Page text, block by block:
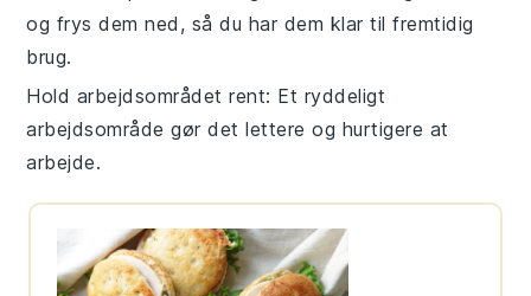
og frys dem ned, så du har dem klar til fremtidig
brug.
Hold arbejdsområdet rent: Et ryddeligt
arbejdsområde gør det lettere og hurtigere at
arbejde.